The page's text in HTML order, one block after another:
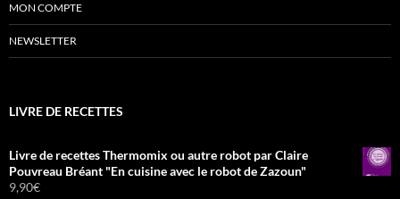
MON COMPTE
NEWSLETTER
LIVRE DE RECETTES
Livre de recettes Thermomix ou autre robot par Claire
Pouvreau Bréant "En cuisine avec le robot de Zazoun"
9,90€